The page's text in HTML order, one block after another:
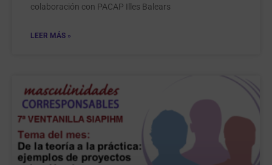
colaboración con PACAP Illes Balears
LEER MÁS »